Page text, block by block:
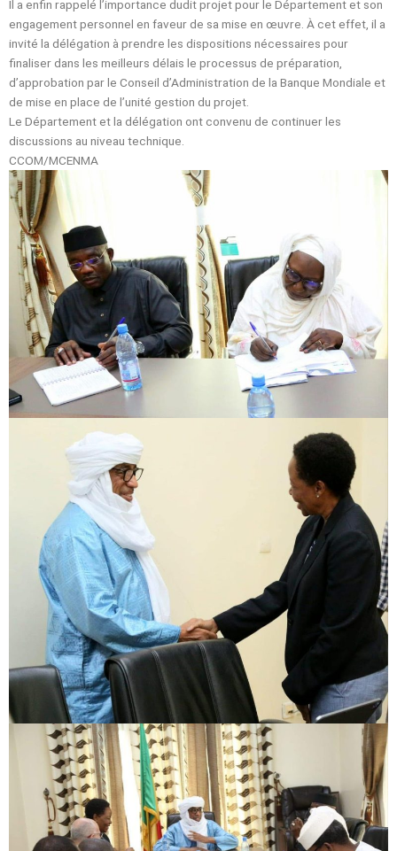
Il a enfin rappelé l’importance dudit projet pour le Département et son
engagement personnel en faveur de sa mise en œuvre. À cet effet, il a
invité la délégation à prendre les dispositions nécessaires pour
finaliser dans les meilleurs délais le processus de préparation,
d’approbation par le Conseil d’Administration de la Banque Mondiale et
de mise en place de l’unité gestion du projet.
Le Département et la délégation ont convenu de continuer les
discussions au niveau technique.
CCOM/MCENMA